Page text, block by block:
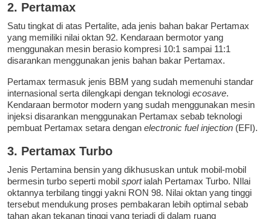
2. Pertamax
Satu tingkat di atas Pertalite, ada jenis bahan bakar Pertamax
yang memiliki nilai oktan 92. Kendaraan bermotor yang
menggunakan mesin berasio kompresi 10:1 sampai 11:1
disarankan menggunakan jenis bahan bakar Pertamax.
Pertamax termasuk jenis BBM yang sudah memenuhi standar
internasional serta dilengkapi dengan teknologi ecosave.
Kendaraan bermotor modern yang sudah menggunakan mesin
injeksi disarankan menggunakan Pertamax sebab teknologi
pembuat Pertamax setara dengan electronic fuel injection (EFI).
3. Pertamax Turbo
Jenis Pertamina bensin yang dikhususkan untuk mobil-mobil
bermesin turbo seperti mobil sportialah Pertamax Turbo. NIlai
oktannya terbilang tinggi yakni RON 98. Nilai oktan yang tinggi
tersebut mendukung proses pembakaran lebih optimal sebab
tahan akan tekanan tinggi yang terjadi di dalam ruang